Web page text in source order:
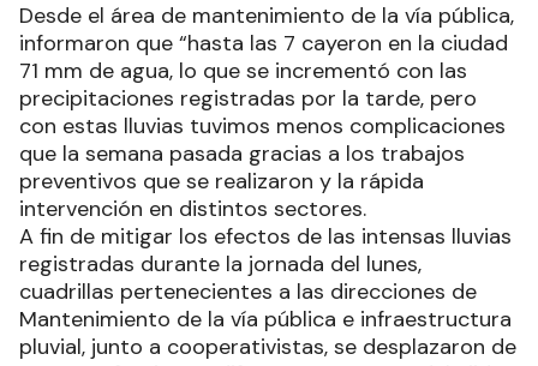
Desde el área de mantenimiento de la vía pública,
informaron que “hasta las 7 cayeron en la ciudad
71 mm de agua, lo que se incrementó con las
precipitaciones registradas por la tarde, pero
con estas lluvias tuvimos menos complicaciones
que la semana pasada gracias a los trabajos
preventivos que se realizaron y la rápida
intervención en distintos sectores.
A fin de mitigar los efectos de las intensas lluvias
registradas durante la jornada del lunes,
cuadrillas pertenecientes a las direcciones de
Mantenimiento de la vía pública e infraestructura
pluvial, junto a cooperativistas, se desplazaron de